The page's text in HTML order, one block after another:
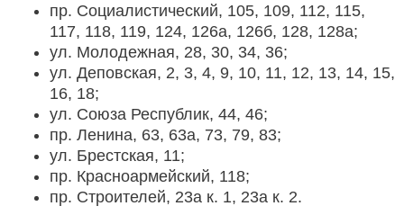
пр. Социалистический, 105, 109, 112, 115,
117, 118, 119, 124, 126а, 126б, 128, 128а;
ул. Молодежная, 28, 30, 34, 36;
ул. Деповская, 2, 3, 4, 9, 10, 11, 12, 13, 14, 15,
16, 18;
ул. Союза Республик, 44, 46;
пр. Ленина, 63, 63а, 73, 79, 83;
ул. Брестская, 11;
пр. Красноармейский, 118;
пр. Строителей, 23а к. 1, 23а к. 2.